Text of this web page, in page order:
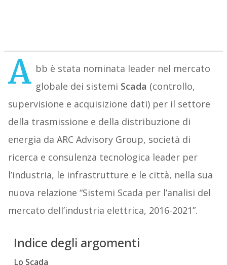
A bb è stata nominata leader nel mercato
globale dei sistemi Scada (controllo,
supervisione e acquisizione dati) per il settore
della trasmissione e della distribuzione di
energia da ARC Advisory Group, società di
ricerca e consulenza tecnologica leader per
l’industria, le infrastrutture e le città, nella sua
nuova relazione “Sistemi Scada per l’analisi del
mercato dell’industria elettrica, 2016-2021”.
Indice degli argomenti
Lo Scada